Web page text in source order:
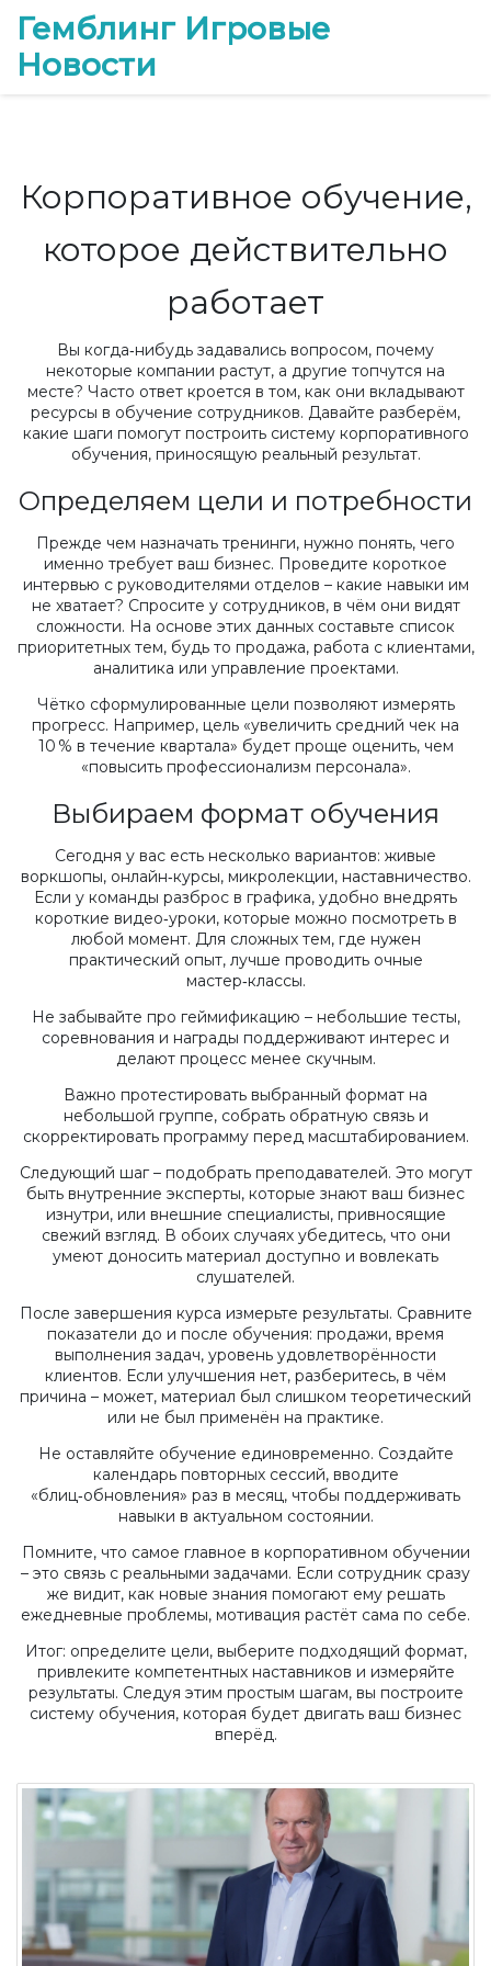
Гемблинг Игровые
Новости
Корпоративное обучение,
которое действительно
работает
Вы когда‑нибудь задавались вопросом, почему
некоторые компании растут, а другие топчутся на
месте? Часто ответ кроется в том, как они вкладывают
ресурсы в обучение сотрудников. Давайте разберём,
какие шаги помогут построить систему корпоративного
обучения, приносящую реальный результат.
Определяем цели и потребности
Прежде чем назначать тренинги, нужно понять, чего
именно требует ваш бизнес. Проведите короткое
интервью с руководителями отделов – какие навыки им
не хватает? Спросите у сотрудников, в чём они видят
сложности. На основе этих данных составьте список
приоритетных тем, будь то продажа, работа с клиентами,
аналитика или управление проектами.
Чётко сформулированные цели позволяют измерять
прогресс. Например, цель «увеличить средний чек на
10 % в течение квартала» будет проще оценить, чем
«повысить профессионализм персонала».
Выбираем формат обучения
Сегодня у вас есть несколько вариантов: живые
воркшопы, онлайн‑курсы, микролекции, наставничество.
Если у команды разброс в графика, удобно внедрять
короткие видео‑уроки, которые можно посмотреть в
любой момент. Для сложных тем, где нужен
практический опыт, лучше проводить очные
мастер‑классы.
Не забывайте про геймификацию – небольшие тесты,
соревнования и награды поддерживают интерес и
делают процесс менее скучным.
Важно протестировать выбранный формат на
небольшой группе, собрать обратную связь и
скорректировать программу перед масштабированием.
Следующий шаг – подобрать преподавателей. Это могут
быть внутренние эксперты, которые знают ваш бизнес
изнутри, или внешние специалисты, привносящие
свежий взгляд. В обоих случаях убедитесь, что они
умеют доносить материал доступно и вовлекать
слушателей.
После завершения курса измерьте результаты. Сравните
показатели до и после обучения: продажи, время
выполнения задач, уровень удовлетворённости
клиентов. Если улучшения нет, разберитесь, в чём
причина – может, материал был слишком теоретический
или не был применён на практике.
Не оставляйте обучение единовременно. Создайте
календарь повторных сессий, вводите
«блиц‑обновления» раз в месяц, чтобы поддерживать
навыки в актуальном состоянии.
Помните, что самое главное в корпоративном обучении
– это связь с реальными задачами. Если сотрудник сразу
же видит, как новые знания помогают ему решать
ежедневные проблемы, мотивация растёт сама по себе.
Итог: определите цели, выберите подходящий формат,
привлеките компетентных наставников и измеряйте
результаты. Следуя этим простым шагам, вы построите
систему обучения, которая будет двигать ваш бизнес
вперёд.